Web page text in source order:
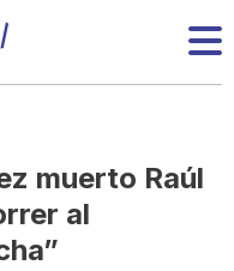
muerto Raúl
al